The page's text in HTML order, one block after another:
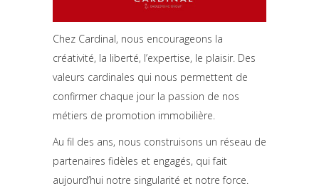
Chez Cardinal, nous encourageons la
créativité, la liberté, l’expertise, le plaisir. Des
valeurs cardinales qui nous permettent de
confirmer chaque jour la passion de nos
métiers de promotion immobilière.
Au fil des ans, nous construisons un réseau de
partenaires fidèles et engagés, qui fait
aujourd’hui notre singularité et notre force.